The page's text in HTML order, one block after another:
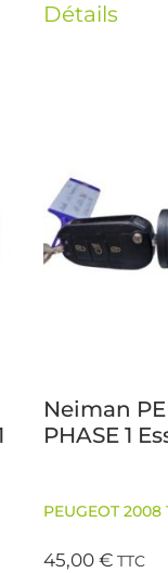
Détails
Neiman
PHASE 1
PEUGEOT 2008
45,00€ TTC